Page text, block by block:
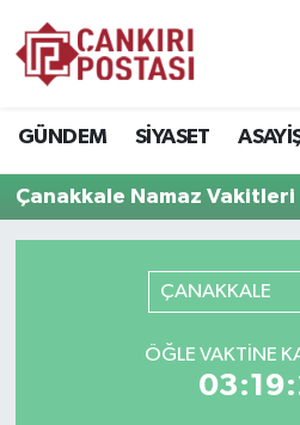
GÜNDEM SİYASET
Çanakkale Namaz Vakitleri
ÇANAKKALE
ÖĞLE VAKTİNE
EKONOMİ
Trafik Durumu
Tüm Manşetler